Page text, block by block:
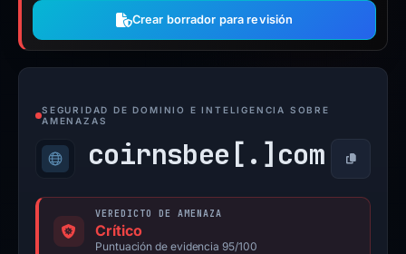
Crear borrador para revisión
SEGURIDAD DE DOMINIO E INTELIGENCIA SOBRE
AMENAZAS
coirnsbee[.] com Copiar
VEREDICTO DE AMENAZA
Crítico
Puntuación de evidencia 95/100